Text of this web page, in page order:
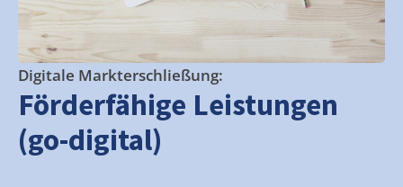
Digitale Markterschließung:
Förderfähige Leistungen
(go-digital)